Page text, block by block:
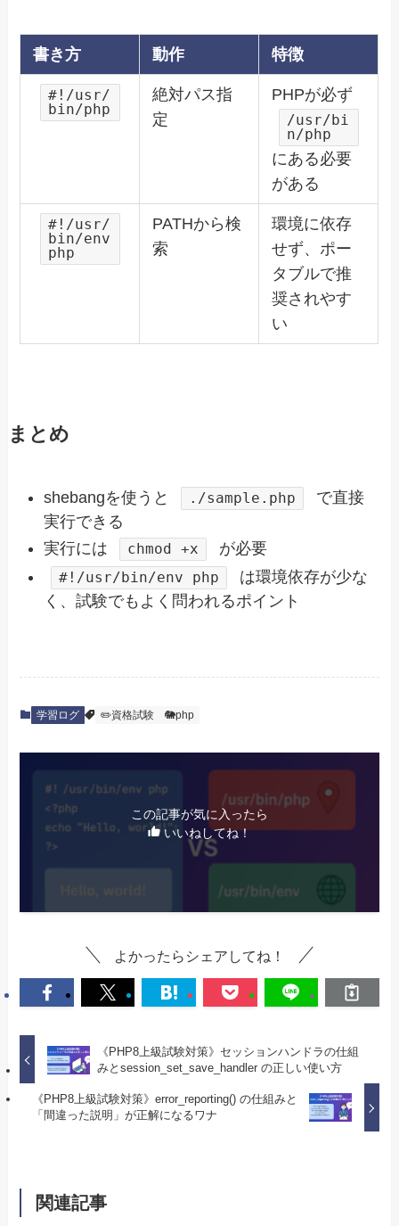
書き方 動作 特徴
#!/usr/
bin/php
絶対パス指
定
PHPが必ず
/usr/bi
n/php
にある必要
がある
#!/usr/
bin/env
php
PATHから検
索
環境に依存
せず、ポー
タブルで推
奨されやす
い
まとめ
shebangを使うと ./sample.php
で直接
実行できる
実行には
chmod +x が必要
#!/usr/bin/env php
は環境依存が少な
く、試験でもよく問われるポイント
学習ログ ✏️資格試験 🐘php
この記事が気に入ったら
いいねしてね！
よかったらシェアしてね！
《PHP8上級試験対策》セッションハンドラの仕組
みとsession_set_save_handler の正しい使い方
《PHP8上級試験対策》error_reporting() の仕組みと
「間違った説明」が正解になるワナ
関連記事